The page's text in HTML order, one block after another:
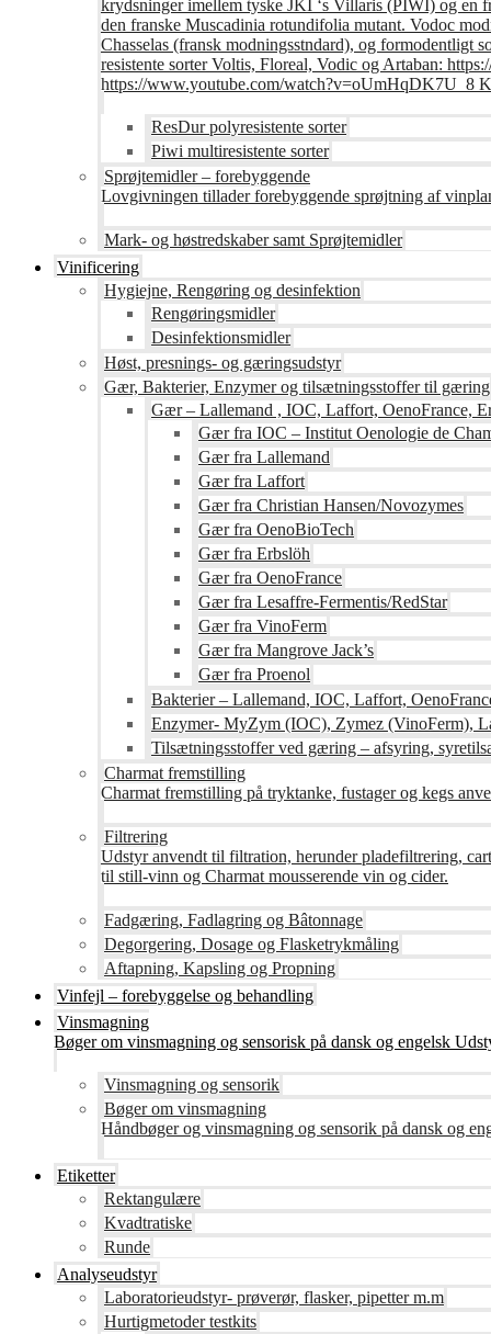
krydsninger imellem tyske JKI ‘s Villaris (PIWI) og en
den franske Muscadinia rotundifolia mutant. Vodoc
Chasselas (fransk modningsstndard), og formodentligt
resistente sorter Voltis, Floreal, Vodic og Artaban:
https://www.youtube.com/watch?v=oUmHqDK7U_8
ResDur polyresistente sorter
Piwi multiresistente sorter
Sprøjtemidler – forebyggende
Lovgivningen tillader forebyggende sprøjtning af
Mark- og høstredskaber samt Sprøjtemidler
Vinificering
Hygiejne, Rengøring og desinfektion
Rengøringsmidler
Desinfektionsmidler
Høst, presnings- og gæringsudstyr
Gær, Bakterier, Enzymer og tilsætningsstoffer til gæring
Gær – Lallemand , IOC, Laffort, OenoFrance,
Gær fra IOC – Institut Oenologie de
Gær fra Lallemand
Gær fra Laffort
Gær fra Christian Hansen/Novozymes
Gær fra OenoBioTech
Gær fra Erbslöh
Gær fra OenoFrance
Gær fra Lesaffre-Fermentis/RedStar
Gær fra VinoFerm
Gær fra Mangrove Jack’s
Gær fra Proenol
Bakterier – Lallemand, IOC, Laffort,
Enzymer- MyZym (IOC), Zymez (VinoFerm),
Tilsætningsstoffer ved gæring – afsyring,
Charmat fremstilling
Charmat fremstilling på tryktanke, fustager og kegs
Filtrering
Udstyr anvendt til filtration, herunder pladefiltrering,
til still-vinn og Charmat mousserende vin og cider.
Fadgæring, Fadlagring og Bâtonnage
Degorgering, Dosage og Flasketrykmåling
Aftapning, Kapsling og Propning
Vinfejl – forebyggelse og behandling
Vinsmagning
Bøger om vinsmagning og sensorisk på dansk og engelsk
Vinsmagning og sensorik
Bøger om vinsmagning
Håndbøger og vinsmagning og sensorik på dansk og
Etiketter
Rektangulære
Kvadtratiske
Runde
Analyseudstyr
Laboratorieudstyr- prøverør, flasker, pipetter m.m
Hurtigmetoder testkits